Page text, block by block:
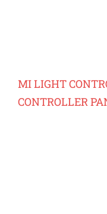
MI LIGHT
CONTROLLER